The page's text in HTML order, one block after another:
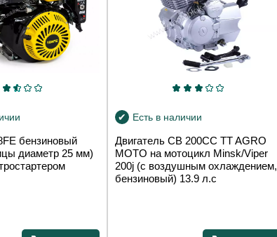
бензиновый
диаметр 25 мм)
Есть в наличии
Двигатель CB 200СС TT AGRO
MOTO на мотоцикл Minsk/Viper
200j (с воздушным охлаждением,
бензиновый) 13.9 л.с